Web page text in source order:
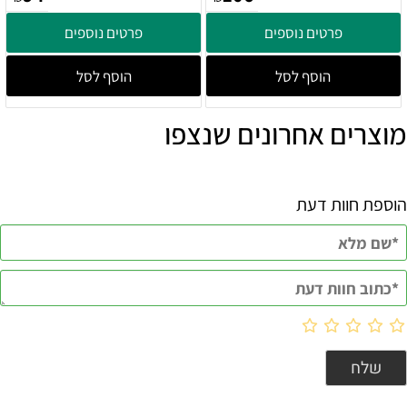
פרטים נוספים
הוסף לסל
פרטים נוספים
הוסף לסל
מוצרים אחרונים שנצפו
הוספת חוות דעת